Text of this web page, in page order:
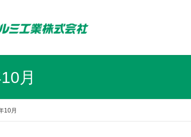
月
10月